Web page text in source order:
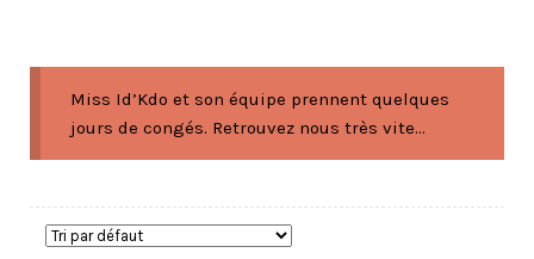
Miss Id’Kdo et son équipe prennent quelques
jours de congés. Retrouvez nous très vite...